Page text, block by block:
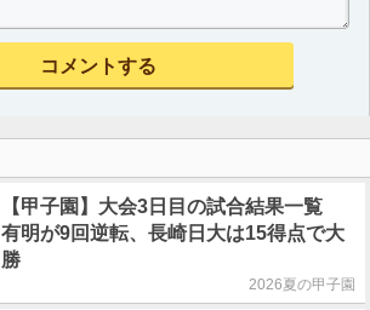
【甲子園】大会3日目の試合結果一覧
有明が9回逆転、長崎日大は15得点で大
勝
2026夏の甲子園